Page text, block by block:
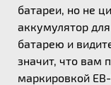
батареи, но не
аккумулятор
батарею и
значит, что вам
маркировкой